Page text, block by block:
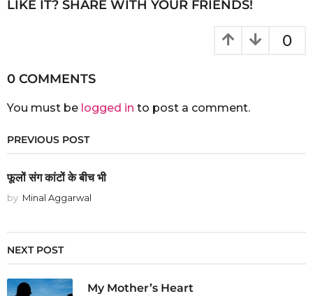
LIKE IT? SHARE WITH YOUR FRIENDS!
0
0 COMMENTS
You must be logged in to post a comment.
PREVIOUS POST
फूलों संग कांटों के बीच भी
by Minal Aggarwal
NEXT POST
My Mother’s Heart